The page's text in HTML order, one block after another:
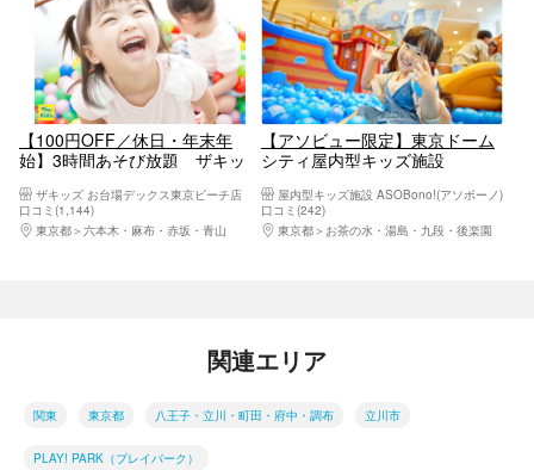
【100円OFF／休日・年末年
始】3時間あそび放題 ザキッ
ザキッズ お台場デックス東京ビーチ店
口コミ(1,144)
東京都
六本木・麻布・赤坂・青山
【アソビュー限定】東京ドーム
シティ屋内型キッズ施設
館チケット
屋内型キッズ施設 ASOBono!(アソボーノ)
口コミ(242)
東京都
お茶の水・湯島・九段・後楽園
関連エリア
関東 東京都 八王子・立川・町田・府中・調布 立川市
PLAY! PARK（プレイパーク）